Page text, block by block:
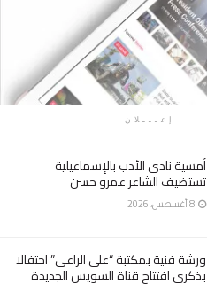
إعـــلان
أمسية نادي الأدب بالإسماعيلية
تستضيف الشاعر عمرو حسن
ورشة فنية بمكتبة “على الراعى” احتفالا
بذكرى افتتاح قناة السويس الجديدة